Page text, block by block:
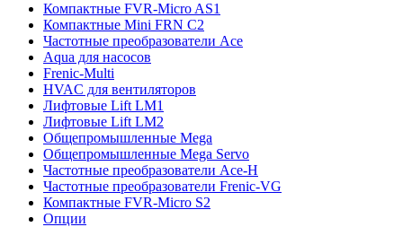
Компактные FVR-Micro AS1
Компактные Mini FRN C2
Частотные преобразователи Ace
Aqua для насосов
Frenic-Multi
HVAC для вентиляторов
Лифтовые Lift LM1
Лифтовые Lift LM2
Общепромышленные Mega
Общепромышленные Mega Servo
Частотные преобразователи Ace-H
Частотные преобразователи Frenic-VG
Компактные FVR-Micro S2
Опции